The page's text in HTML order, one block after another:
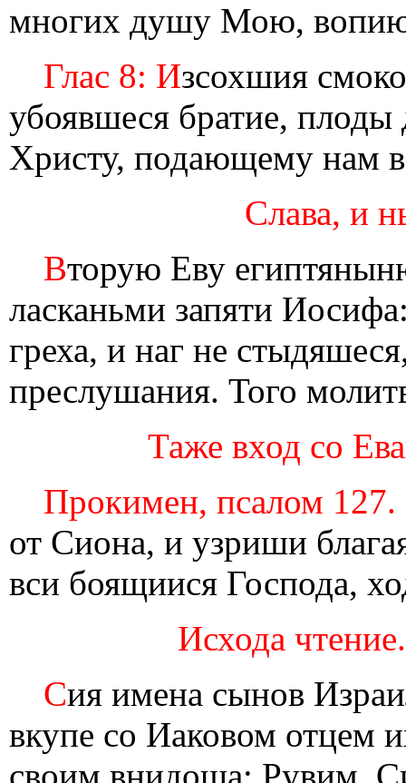
многих душу Мою,
Глас 8: Изсохшия
убоявшеся братие,
Христу, подающему нам
Слава, и
Вторую Еву
ласканьми запяти
греха, и наг не
преслушания. Того
Таже вход со
Прокимен, псалом 127.
от Сиона, и узриши
вси боящиися Господа,
Исхода
Сия имена сынов
вкупе со Иаковом отцем